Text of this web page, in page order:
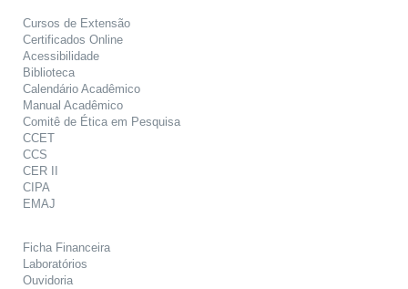
Cursos de Extensão
Certificados Online
Acessibilidade
Biblioteca
Calendário Acadêmico
Manual Acadêmico
Comitê de Ética em Pesquisa
CCET
CCS
CER II
CIPA
EMAJ
Ficha Financeira
Laboratórios
Ouvidoria